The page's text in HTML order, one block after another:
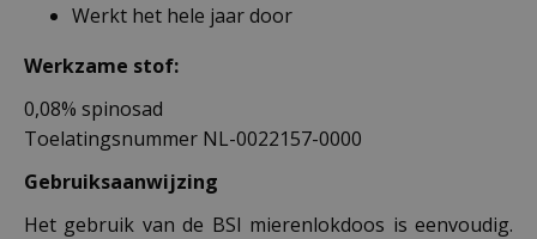
Werkt het hele jaar door
Werkzame stof:
0,08% spinosad
Toelatingsnummer NL-0022157-0000
Gebruiksaanwijzing
Het gebruik van de BSI mierenlokdoos is eenvoudig.